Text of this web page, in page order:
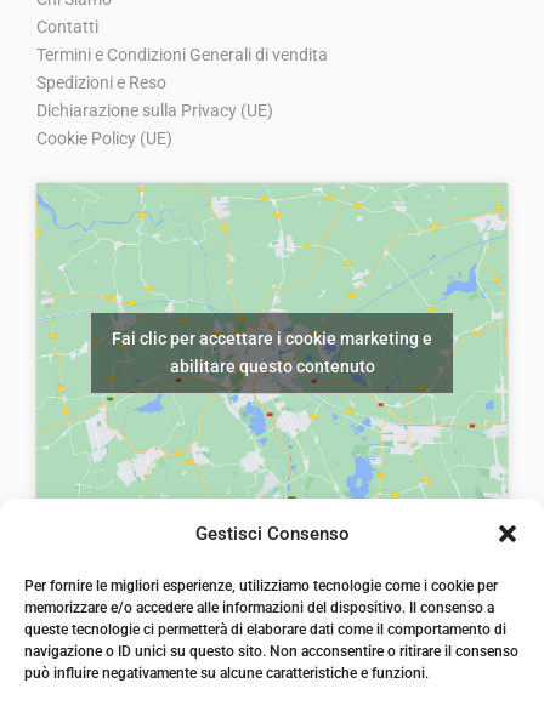
Gestisci Consenso
Per fornire le migliori esperienze, utilizziamo tecnologie come i cookie per
memorizzare e/o accedere alle informazioni del dispositivo. Il consenso a
queste tecnologie ci permetterà di elaborare dati come il comportamento di
navigazione o ID unici su questo sito. Non acconsentire o ritirare il consenso
può influire negativamente su alcune caratteristiche e funzioni.
Contatti
Termini e Condizioni Generali di vendita
Spedizioni e Reso
Dichiarazione sulla Privacy (UE)
Cookie Policy (UE)
Fai clic per accettare i cookie marketing e
abilitare questo contenuto
Via Michele imperiali, ang. via Salvo d'Acquisto, 205,
72021, Francavilla Fontana, Puglia
info@laiatessuti.com
+39 327 46 19 544